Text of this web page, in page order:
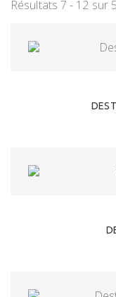
Résultats 7 - 12 sur